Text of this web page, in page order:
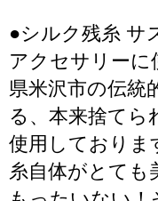
●シルク残糸 サ
アクセサリーに
県米沢市の伝統
る、本来捨てら
使用しておりま
糸自体がとても